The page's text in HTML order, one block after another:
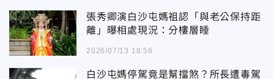
張秀卿演白沙屯媽祖認「與老公保持距
離」曝相處現況：分樓層睡
2026/07/13 18:58
白沙屯媽停駕竟是幫擋煞？所長遭毒駕